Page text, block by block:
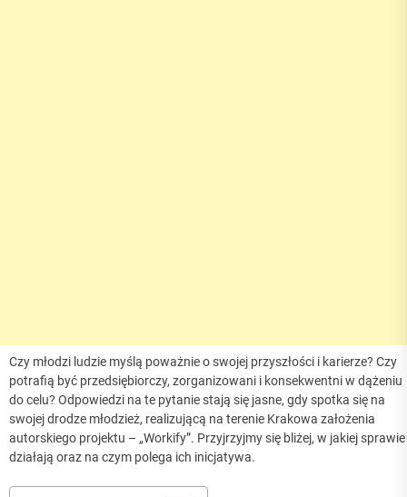
Czy młodzi ludzie myślą poważnie o swojej przyszłości i karierze? Czy
potrafią być przedsiębiorczy, zorganizowani i konsekwentni w dążeniu
do celu? Odpowiedzi na te pytanie stają się jasne, gdy spotka się na
swojej drodze młodzież, realizującą na terenie Krakowa założenia
autorskiego projektu – „Workify”. Przyjrzyjmy się bliżej, w jakiej sprawie
działają oraz na czym polega ich inicjatywa.